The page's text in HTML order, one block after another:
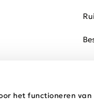
het functioneren